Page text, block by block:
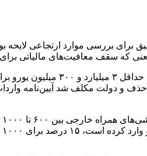
زنگنه افزود: مصوبه دیگر
و دولت مکلف شد آیین‌نامه‌